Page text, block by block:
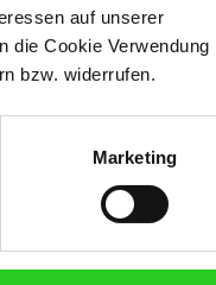
auf unserer
die Cookie Verwendung
bzw. widerrufen.
Marketing
Bad Driburg, Deutschland,